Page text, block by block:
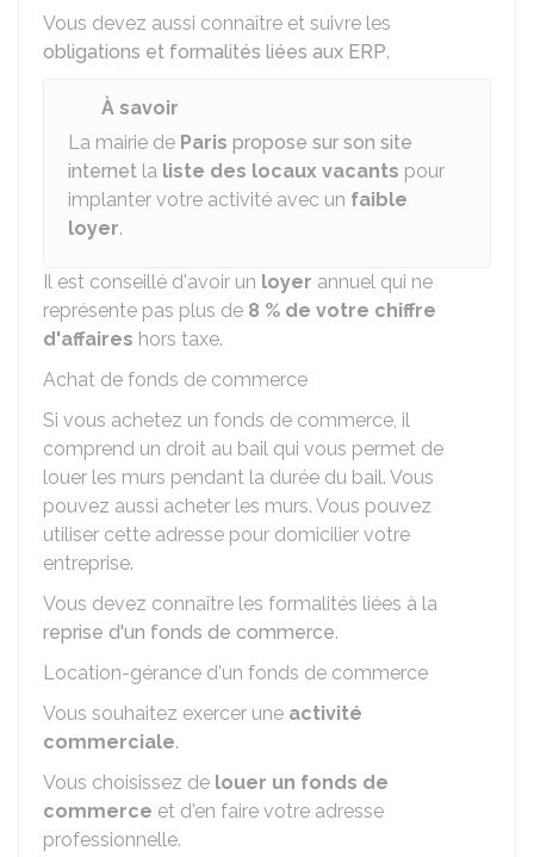
Vous devez aussi connaître et suivre les
obligations et formalités liées aux ERP.
À savoir
La mairie de Paris propose sur son site
internet la liste des locaux vacants pour
implanter votre activité avec un faible
loyer.
Il est conseillé d'avoir un loyer annuel qui ne
représente pas plus de 8 % de votre chiffre
d'affaires hors taxe.
Achat de fonds de commerce
Si vous achetez un fonds de commerce, il
comprend un droit au bail qui vous permet de
louer les murs pendant la durée du bail. Vous
pouvez aussi acheter les murs. Vous pouvez
utiliser cette adresse pour domicilier votre
entreprise.
Vous devez connaître les formalités liées à la
reprise d'un fonds de commerce.
Location-gérance d'un fonds de commerce
Vous souhaitez exercer une activité
commerciale.
Vous choisissez de louer un fonds de
commerce et d'en faire votre adresse
professionnelle.